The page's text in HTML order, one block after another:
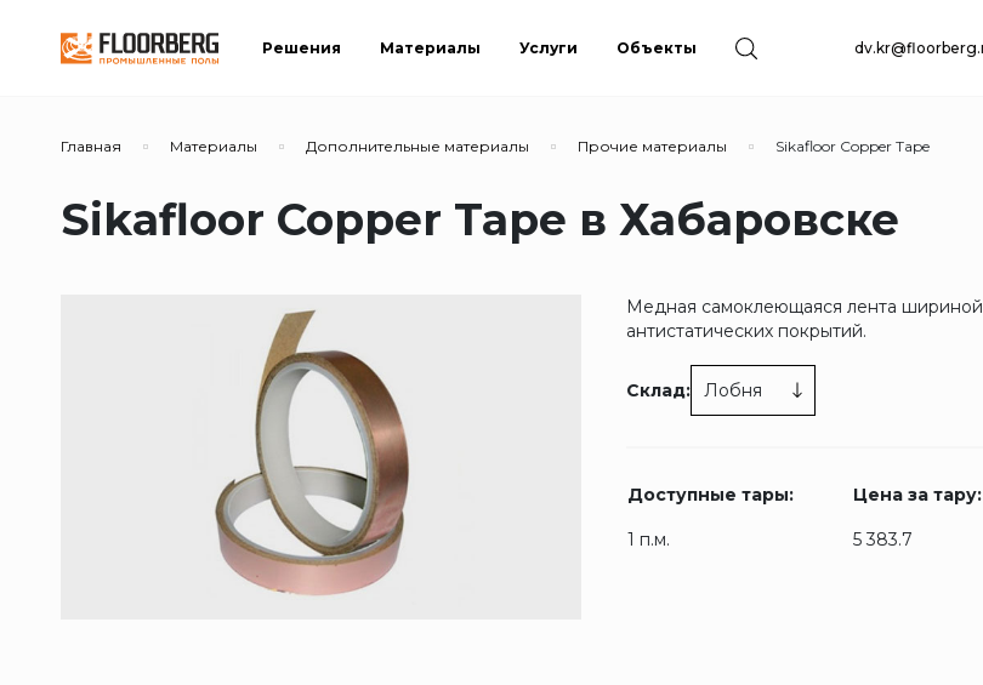
Решения Материалы Услуги Объекты
Главная Материалы Дополнительные материалы Прочие материалы Sikafloor Copper Tape
Sikafloor Copper Tape в Хабаровске
Медная самоклеющаяся лента шириной
антистатических покрытий.
Склад: Лобня
Доступные тары: Цена за тару:
1 п.м. 5 383.7